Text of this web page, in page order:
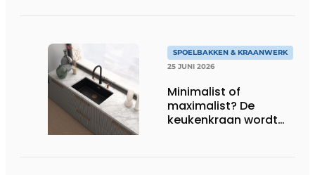
SPOELBAKKEN & KRAANWERK
25 JUNI 2026
Minimalist of
maximalist? De
keukenkraan wordt